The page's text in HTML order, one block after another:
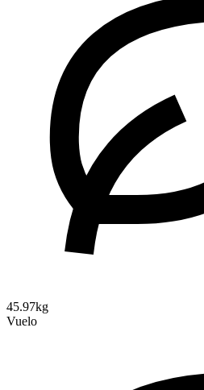
45.97kg
Vuelo